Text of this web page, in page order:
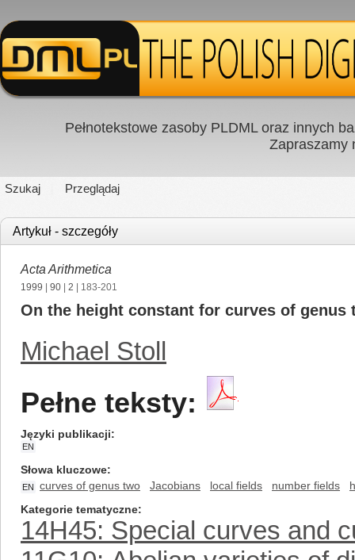
Pełnotekstowe zasoby PLDML oraz innych
Zapraszamy
Szukaj Przeglądaj
Artykuł - szczegóły
Acta Arithmetica
1999 90 2 | 183-201
On the height constant for curves of genus
Michael Stoll
Pełne teksty:
Języki publikacji
EN
Słowa kluczowe
EN curves of genus two Jacobians local fields number fields
Kategorie tematyczne
14H45: Special curves and